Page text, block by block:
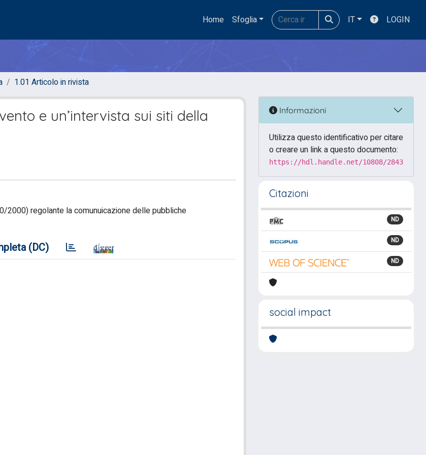
Home Sfoglia IT LOGIN
1.01 Articolo in rivista
e un’intervista sui siti della
2000) regolante la comunuicazione delle pubbliche
(DC)
Informazioni
Utilizza questo identificativo per citare
o creare un link a questo documento:
https://hdl.handle.net/10808/2843
Citazioni
ND
ND
ND
social impact